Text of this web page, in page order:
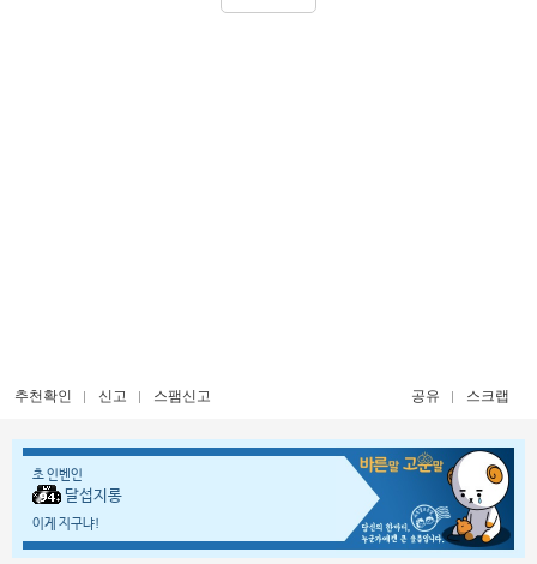
추천확인 신고 스팸신고 공유 스크랩
초 인벤인
달섭지롱
이게 지구냐!